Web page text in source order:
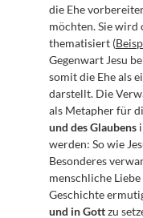
die Ehe
möchten. Sie
thematisiert (
Gegenwart Jesu
somit die Ehe als
darstellt. Die
als Metapher für
und des Glaubens
werden: So wie
Besonderes
menschliche
Geschichte
und in Gott zu